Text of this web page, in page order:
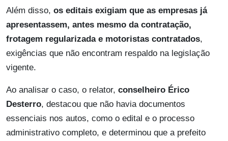
Além disso, os editais exigiam que as empresas já
apresentassem, antes mesmo da contratação,
frotagem regularizada e motoristas contratados,
exigências que não encontram respaldo na legislação
vigente.
Ao analisar o caso, o relator, conselheiro Érico
Desterro, destacou que não havia documentos
essenciais nos autos, como o edital e o processo
administrativo completo, e determinou que a prefeito